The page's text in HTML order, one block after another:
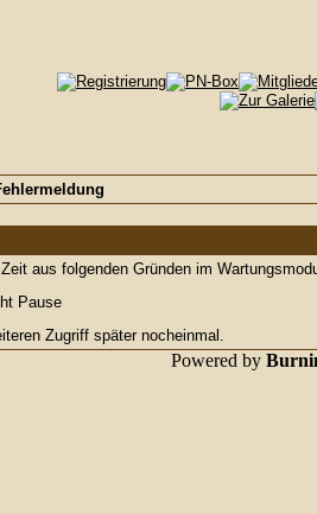
aus folgenden Gründen im
Pause
Zugriff später nocheinmal.
Powered by